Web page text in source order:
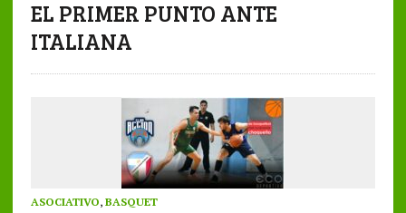
EL PRIMER PUNTO ANTE
ITALIANA
ASOCIATIVO, BASQUET